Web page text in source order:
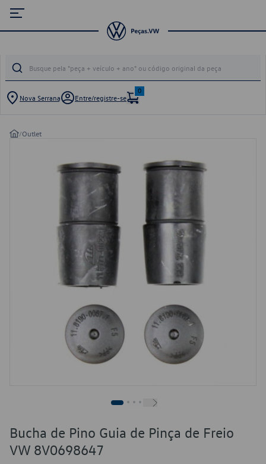
Nova Serrana Entre/registre-se
0
/Outlet
Bucha de Pino Guia de Pinça de Freio
VW 8V0698647